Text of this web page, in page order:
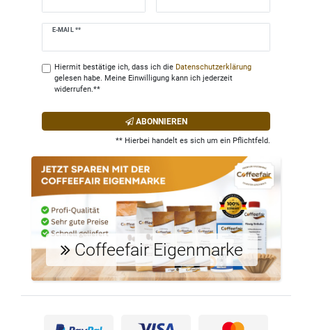
E-MAIL **
Newsletter
Hiermit bestätige ich, dass ich die Daten­schutz­erklärung
gelesen habe. Meine Einwilligung kann ich jederzeit
widerrufen.**
ABONNIEREN
** Hierbei handelt es sich um ein Pflichtfeld.
Coffeefair Eigenmarke